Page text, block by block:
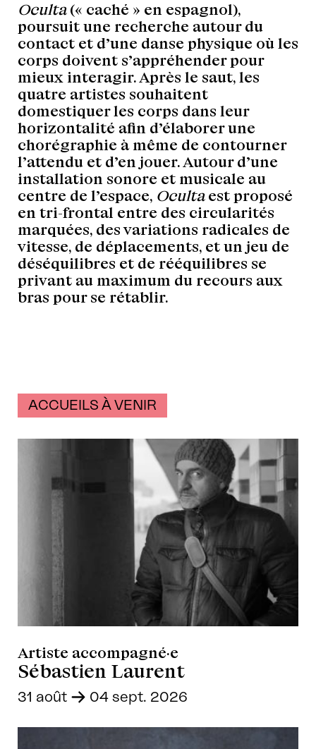
Oculta(« caché » en espagnol),
poursuit une recherche autour du
contact et d’une danse physique où les
corps doivent s’appréhender pour
mieux interagir. Après le saut, les
quatre artistes souhaitent
domestiquer les corps dans leur
horizontalité afin d’élaborer une
chorégraphie à même de contourner
l’attendu et d’en jouer. Autour d’une
installation sonore et musicale au
centre de l’espace, Ocultaest proposé
en tri-frontal entre des circularités
marquées, des variations radicales de
vitesse, de déplacements, et un jeu de
déséquilibres et de rééquilibres se
privant au maximum du recours aux
bras pour se rétablir.
ACCUEILS À VENIR
Artiste accompagné·e
Sébastien Laurent
31 août - 04 sept. 2026